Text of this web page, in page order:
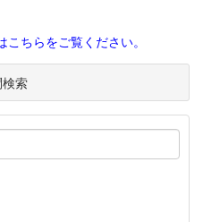
ちらをご覧ください。
索